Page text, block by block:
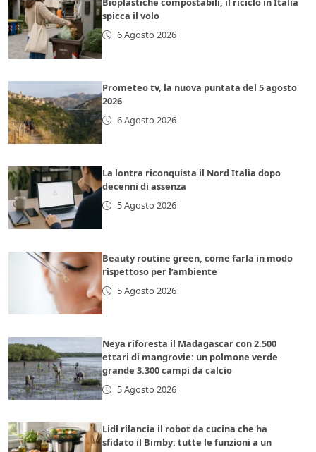
spicca il volo
6 Agosto 2026
Prometeo tv, la nuova puntata del 5 agosto
2026
6 Agosto 2026
La lontra riconquista il Nord Italia dopo
decenni di assenza
5 Agosto 2026
Beauty routine green, come farla in modo
rispettoso per l’ambiente
5 Agosto 2026
Neya riforesta il Madagascar con 2.500
ettari di mangrovie: un polmone verde
grande 3.300 campi da calcio
5 Agosto 2026
Lidl rilancia il robot da cucina che ha
sfidato il Bimby: tutte le funzioni a un